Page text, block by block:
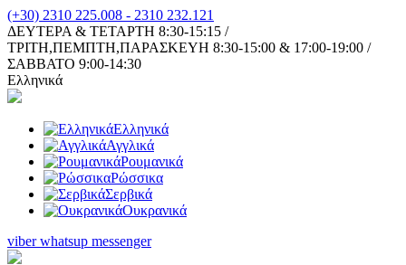
(+30) 2310 225.008 - 2310 232.121
ΔΕΥΤΕΡΑ & ΤΕΤΑΡΤΗ 8:30-15:15 /
ΤΡΙΤΗ,ΠΕΜΠΤΗ,ΠΑΡΑΣΚΕΥΗ 8:30-15:00 & 17:00-19:00 /
ΣΑΒΒΑΤΟ 9:00-14:30
Ελληνικά
Ελληνικά
Αγγλικά
Ρουμανικά
Ρώσσικα
Σερβικά
Ουκρανικά
viber whatsup messenger